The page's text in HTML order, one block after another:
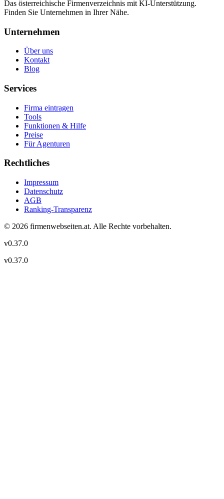
Das österreichische Firmenverzeichnis mit KI-Unterstützung.
Finden Sie Unternehmen in Ihrer Nähe.
Unternehmen
Über uns
Kontakt
Blog
Services
Firma eintragen
Tools
Funktionen & Hilfe
Preise
Für Agenturen
Rechtliches
Impressum
Datenschutz
AGB
Ranking-Transparenz
© 2026 firmenwebseiten.at. Alle Rechte vorbehalten.
v0.37.0
v0.37.0